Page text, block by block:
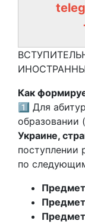
Как
1️⃣ Для
образовании
Украине,
поступлении
по